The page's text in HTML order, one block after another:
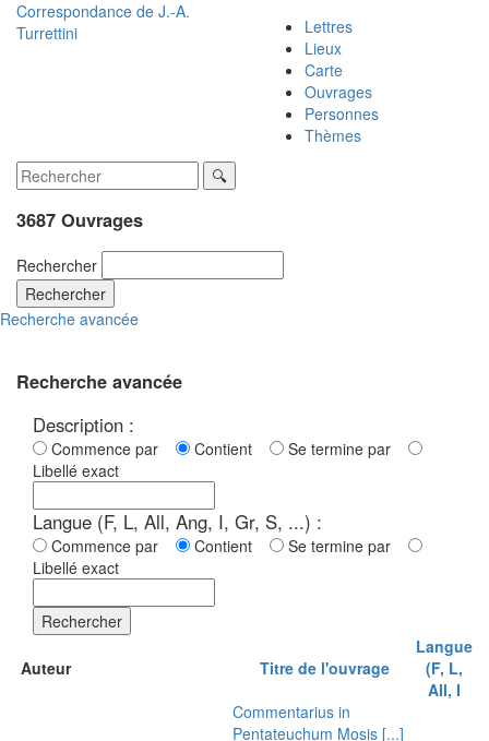
Correspondance de J.-A.
Turrettini
Lettres
Lieux
Carte
Ouvrages
Personnes
Thèmes
3687 Ouvrages
Rechercher
Rechercher
Recherche avancée
Recherche avancée
Description :
Commence par Contient
Se termine par
Libellé exact
Langue (F, L, All, Ang, I, Gr, S, ...) :
Commence par Contient
Se termine par
Libellé exact
Rechercher
Auteur Titre de l'ouvrage
Langue
(F, L,
All, I
Commentarius in
Pentateuchum Mosis [...]